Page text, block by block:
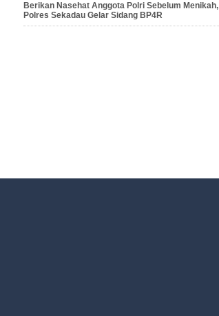
Berikan Nasehat Anggota Polri Sebelum Menikah,
Polres Sekadau Gelar Sidang BP4R